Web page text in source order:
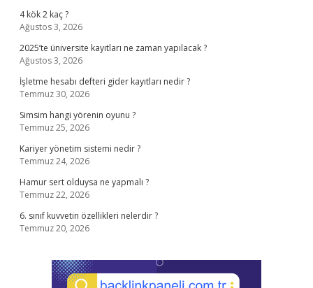
4 kök 2 kaç ?
Ağustos 3, 2026
2025’te üniversite kayıtları ne zaman yapılacak ?
Ağustos 3, 2026
İşletme hesabı defteri gider kayıtları nedir ?
Temmuz 30, 2026
Simsim hangi yörenin oyunu ?
Temmuz 25, 2026
Kariyer yönetim sistemi nedir ?
Temmuz 24, 2026
Hamur sert olduysa ne yapmalı ?
Temmuz 22, 2026
6. sınıf kuvvetin özellikleri nelerdir ?
Temmuz 20, 2026